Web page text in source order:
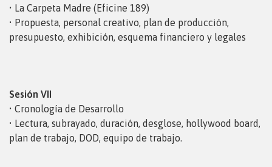
• La Carpeta Madre (Eficine 189)
• Propuesta, personal creativo, plan de producción,
presupuesto, exhibición, esquema financiero y legales
Sesión VII
• Cronología de Desarrollo
• Lectura, subrayado, duración, desglose, hollywood board,
plan de trabajo, DOD, equipo de trabajo.